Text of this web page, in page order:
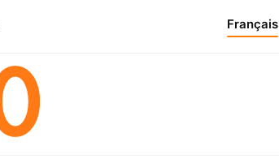
Français